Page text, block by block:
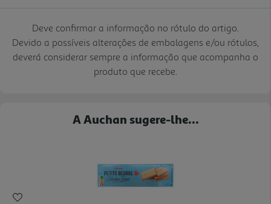
Deve confirmar a informação no rótulo do artigo.
Devido a possíveis alterações de embalagens e/ou rótulos,
deverá considerar sempre a informação que acompanha o
produto que recebe.
A Auchan sugere-lhe...